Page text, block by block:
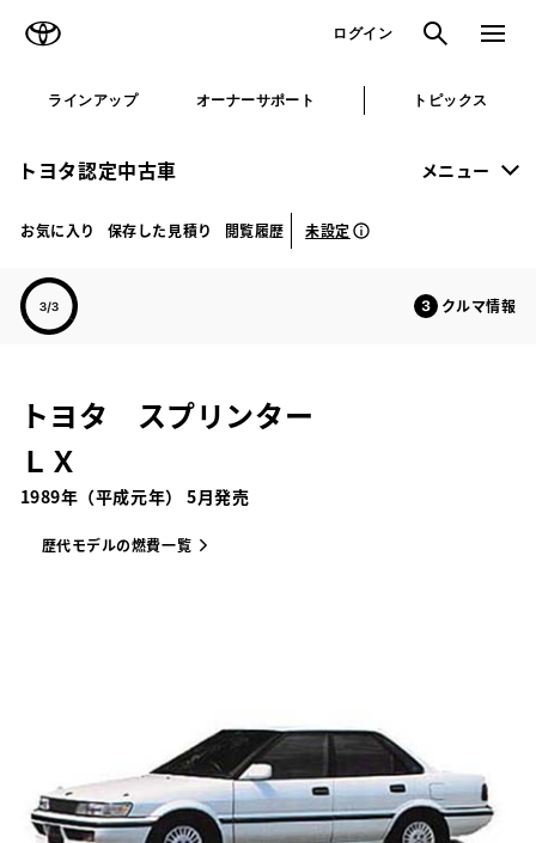
ログイン 検索 メニュ
ラインアップ オーナーサポート トピックス
トヨタ認定中古車 メニュー
お気に入り 保存した見積り 閲覧履歴 未設定
クルマ情報
トヨタ スプリンター
ＬＸ
1989年（平成元年） 5月発売
歴代モデルの燃費一覧